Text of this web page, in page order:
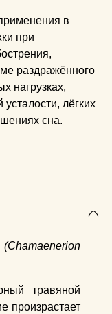
в
при
раздражённого
нагрузках,
лёгких
сна.
(Chamaenerion
травяной
произрастает